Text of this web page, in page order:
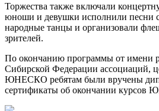
Торжества также включали
юноши и девушки исполнили песни
народные танцы и организовали
зрителей.
По окончанию программы от имени
Сибирской Федерации ассоциаций,
ЮНЕСКО ребятам были вручены
сертификаты об окончании